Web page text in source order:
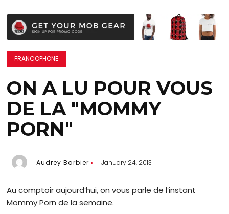
FRANCOPHONE
ON A LU POUR VOUS
DE LA "MOMMY
PORN"
Audrey Barbier January 24, 2013
Au comptoir aujourd’hui, on vous parle de l’instant
Mommy Porn de la semaine.